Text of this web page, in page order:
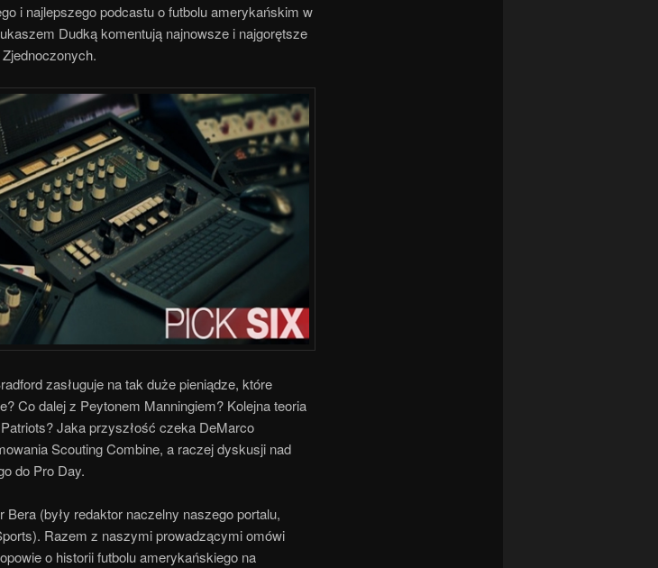
i najlepszego podcastu o futbolu amerykańskim w
Dudką komentują najnowsze i najgorętsze
zasługuje na tak duże pieniądze, które
Co dalej z Peytonem Manningiem? Kolejna teoria
Jaka przyszłość czeka DeMarco
Scouting Combine, a raczej dyskusji nad
do Pro Day.
(były redaktor naczelny naszego portalu,
Razem z naszymi prowadzącymi omówi
o historii futbolu amerykańskiego na